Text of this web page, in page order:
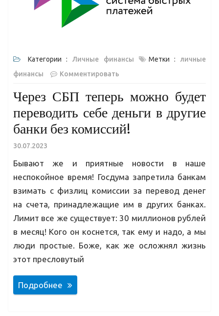
Категории :Личные финансы Метки :личные
финансы
Комментировать
Через СБП теперь можно будет
переводить себе деньги в другие
банки без комиссий!
30.07.2023
Бывают же и приятные новости в наше
неспокойное время! Госдума запретила банкам
взимать с физлиц комиссии за перевод денег
на счета, принадлежащие им в других банках.
Лимит все же существует: 30 миллионов рублей
в месяц! Кого он коснется, так ему и надо, а мы
люди простые. Боже, как же осложнял жизнь
этот пресловутый
Подробнее